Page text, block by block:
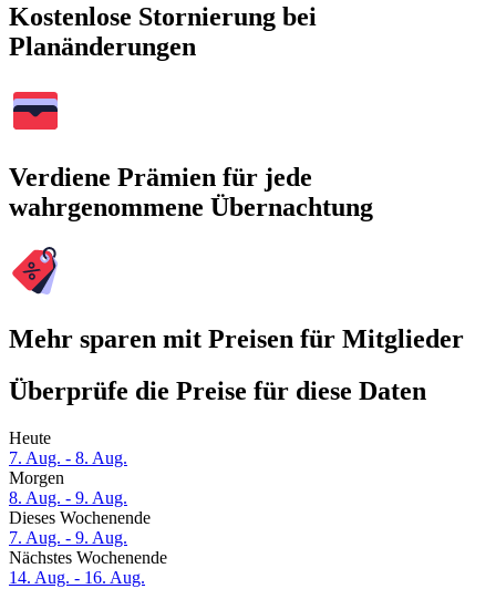
Kostenlose Stornierung bei
Planänderungen
Verdiene Prämien für jede
wahrgenommene Übernachtung
Mehr sparen mit Preisen für Mitglieder
Überprüfe die Preise für diese Daten
Heute
7. Aug. - 8. Aug.
Morgen
8. Aug. - 9. Aug.
Dieses Wochenende
7. Aug. - 9. Aug.
Nächstes Wochenende
14. Aug. - 16. Aug.